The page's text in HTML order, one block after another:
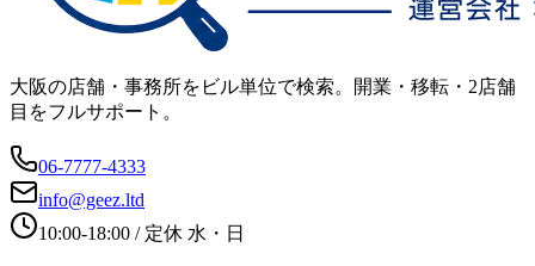
大阪の店舗・事務所をビル単位で検索。開業・移転・2店舗
目をフルサポート。
06-7777-4333
info@geez.ltd
10:00-18:00 / 定休 水・日